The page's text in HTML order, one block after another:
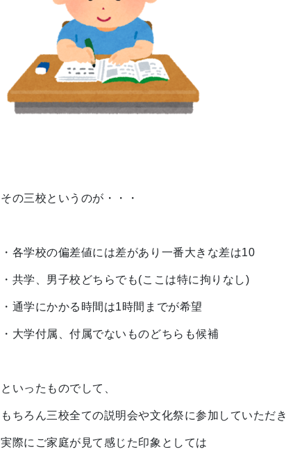
その三校というのが・・・
・各学校の偏差値には差があり一番大きな差は10
・共学、男子校どちらでも(ここは特に拘りなし)
・通学にかかる時間は1時間までが希望
・大学付属、付属でないものどちらも候補
といったものでして、
もちろん三校全ての説明会や文化祭に参加していただき
実際にご家庭が見て感じた印象としては